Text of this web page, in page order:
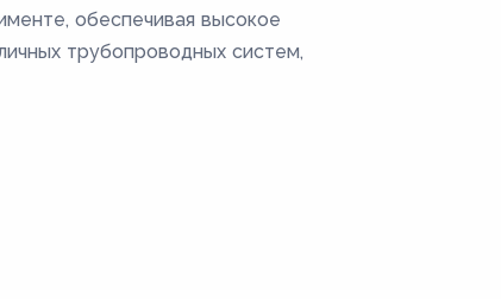
обеспечивая высокое
трубопроводных систем,